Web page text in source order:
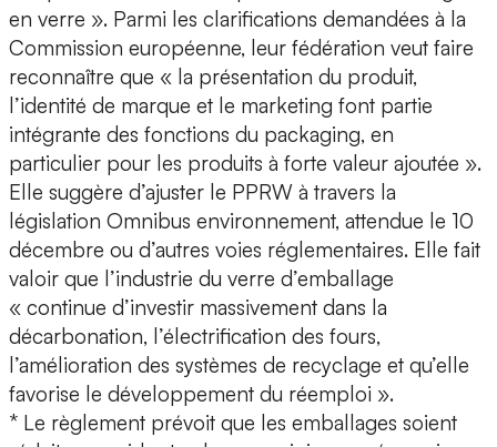
en verre ». Parmi les clarifications demandées à la
Commission européenne, leur fédération veut faire
reconnaître que « la présentation du produit,
l’identité de marque et le marketing font partie
intégrante des fonctions du packaging, en
particulier pour les produits à forte valeur ajoutée ».
Elle suggère d’ajuster le PPRW à travers la
législation Omnibus environnement, attendue le 10
décembre ou d’autres voies réglementaires. Elle fait
valoir que l’industrie du verre d’emballage
« continue d’investir massivement dans la
décarbonation, l’électrification des fours,
l’amélioration des systèmes de recyclage et qu’elle
favorise le développement du réemploi ».
* Le règlement prévoit que les emballages soient